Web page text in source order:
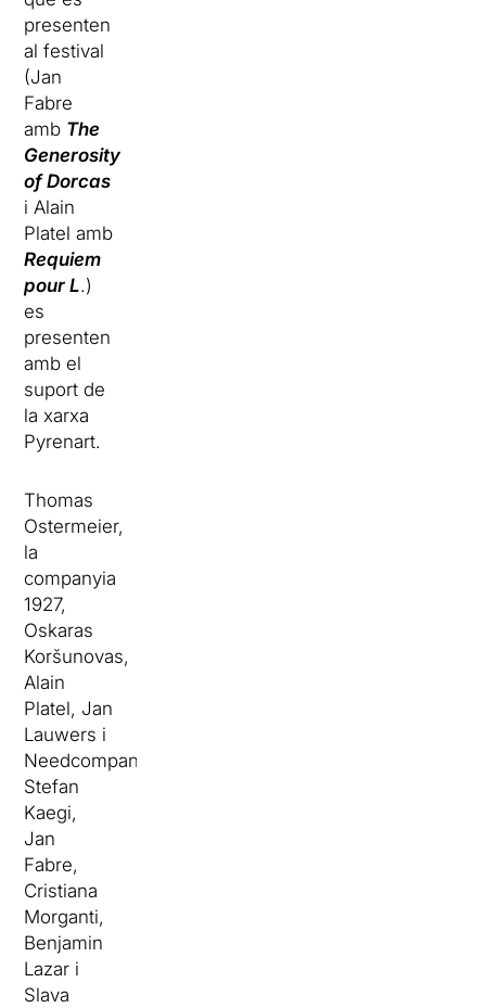
presenten
al festival
(Jan
Fabre
amb The
Generosity
of Dorcas
i Alain
Platel amb
Requiem
pour L.)
es
presenten
amb el
suport de
la xarxa
Pyrenart.
Thomas
Ostermeier,
la
companyia
1927,
Oskaras
Koršunovas,
Alain
Platel, Jan
Lauwers i
Needcompany,
Stefan
Kaegi,
Jan
Fabre,
Cristiana
Morganti,
Benjamin
Lazar i
Slava